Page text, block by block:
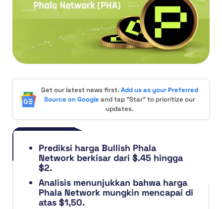
Get our latest news first. Add us as your Preferred
Source on Google and tap "Star" to prioritize our
updates.
Prediksi harga Bullish Phala
Network berkisar dari $.45 hingga
$2.
Analisis menunjukkan bahwa harga
Phala Network mungkin mencapai di
atas $1,50.